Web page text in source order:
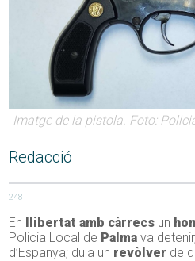
Imatge de la pistola. Foto:
Redacció
248
En llibertat amb càrrecs un
Policia Local de Palma va
d’Espanya; duia un revòlver de